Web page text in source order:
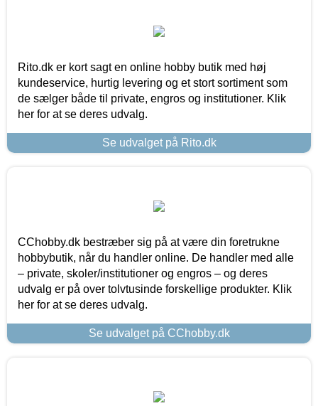
Rito.dk er kort sagt en online hobby butik med høj
kundeservice, hurtig levering og et stort sortiment som
de sælger både til private, engros og institutioner. Klik
her for at se deres udvalg.
Se udvalget på Rito.dk
CChobby.dk bestræber sig på at være din foretrukne
hobbybutik, når du handler online. De handler med alle
– private, skoler/institutioner og engros – og deres
udvalg er på over tolvtusinde forskellige produkter. Klik
her for at se deres udvalg.
Se udvalget på CChobby.dk